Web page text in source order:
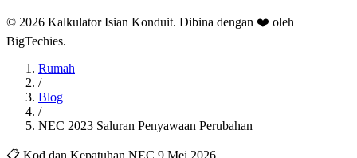
© 2026 Kalkulator Isian Konduit. Dibina dengan ❤️ oleh
BigTechies.
Rumah
/
Blog
/
NEC 2023 Saluran Penyawaan Perubahan
📋 Kod dan Kepatuhan NEC 9 Mei 2026